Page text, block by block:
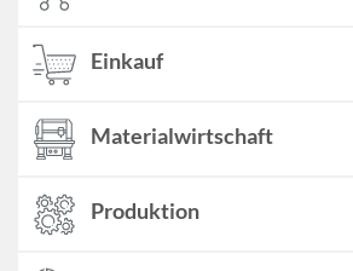
Einkauf
Materialwirtschaft
Produktion